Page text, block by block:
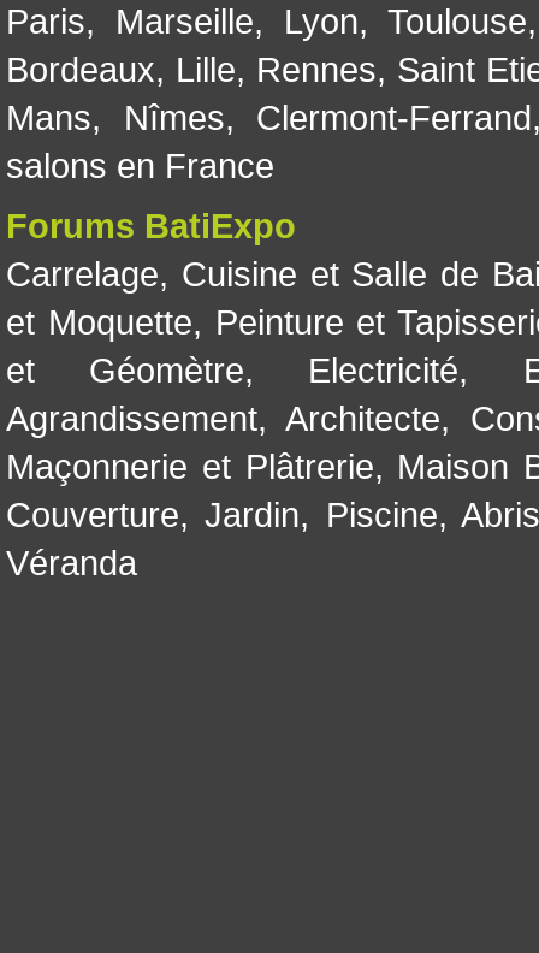
Paris, Marseille, Lyon, Toulouse
Bordeaux, Lille, Rennes, Saint
Mans, Nîmes, Clermont-Ferrand
salons en France
Forums BatiExpo
Carrelage, Cuisine et Salle de
et Moquette, Peinture et
et Géomètre, Electricité,
Agrandissement, Architecte,
Maçonnerie et Plâtrerie, Maison
Couverture,Jardin, Piscine,
Véranda